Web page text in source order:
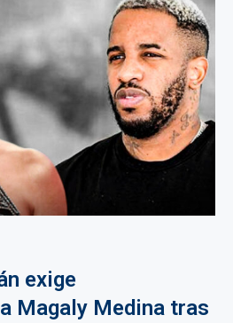
exige
Magaly Medina tras